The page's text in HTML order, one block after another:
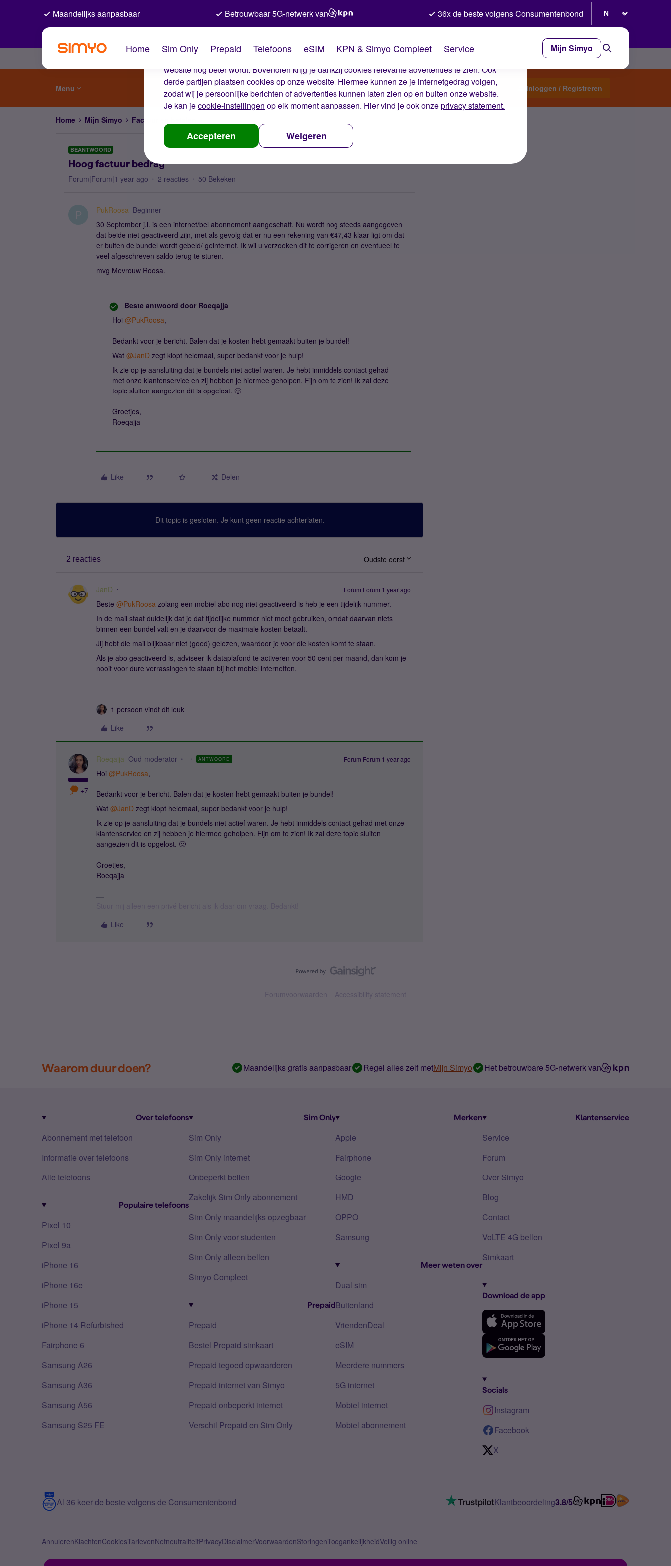
De cookies van Simyo
Wij gebruiken cookies op onze website. Met deze cookies zorgen wij ervoor dat je ervaring op de
website nog beter wordt. Bovendien krijg je dankzij cookies relevante advertenties te zien. Ook
derde partijen plaatsen cookies op onze website. Hiermee kunnen ze je internetgedrag volgen,
zodat wij je persoonlijke berichten of advertenties kunnen laten zien op en buiten onze website.
Je kan jecookie-instellingen op elk moment aanpassen. Hier vind je ook onzeprivacy statement.
Accepteren Weigeren
Maandelijks aanpasbaar Betrouwbaar 5G-netwerk van 36x de beste volgens Consumentenbond
Home Sim Only Prepaid Telefoons eSIM KPN & Simyo Compleet Service Mijn Simyo
Menu Start een topic Inloggen / Registreren
Home Mijn Simyo Factuur en betalen
BEANTWOORD
Hoog factuur bedrag
Forum|Forum|1 year ago 2 reacties 50 Bekeken
P PukRoosa Beginner
30 September j.l. is een internet/bel abonnement aangeschaft. Nu wordt nog steeds aangegeven
dat beide niet geactiveerd zijn, met als gevolg dat er nu een rekening van €47,43 klaar ligt om dat
er buiten de bundel wordt gebeld/ geinternet. Ik wil u verzoeken dit te corrigeren en eventueel te
veel afgeschreven saldo terug te sturen.
mvg Mevrouw Roosa.
Beste antwoord door Roeqajja
Hoi ​ @PukRoosa,
Bedankt voor je bericht. Balen dat je kosten hebt gemaakt buiten je bundel!
Wat ​ @JanD zegt klopt helemaal, super bedankt voor je hulp!
Ik zie op je aansluiting dat je bundels niet actief waren. Je hebt inmiddels contact gehad
met onze klantenservice en zij hebben je hiermee geholpen. Fijn om te zien! Ik zal deze
topic sluiten aangezien dit is opgelost. 🙂
Groetjes,
Roeqajja
Like Delen
Dit topic is gesloten. Je kunt geen reactie achterlaten.
2 reacties Oudste eerst
JanD Forum|Forum|1 year ago
Beste ​ @PukRoosa zolang een mobiel abo nog niet geactiveerd is heb je een tijdelijk nummer.
In de mail staat duidelijk dat je dat tijdelijke nummer niet moet gebruiken, omdat daarvan niets
binnen een bundel valt en je daarvoor de maximale kosten betaalt.
Jij hebt die mail blijkbaar niet (goed) gelezen, waardoor je voor die kosten komt te staan.
Als je abo geactiveerd is, adviseer ik dataplafond te activeren voor 50 cent per maand, dan kom je
nooit voor dure verrassingen te staan bij het mobiel internetten.
1 persoon vindt dit leuk
Like
+7
Roeqajja Oud-moderator ANTWOORD Forum|Forum|1 year ago
Hoi ​ @PukRoosa,
Bedankt voor je bericht. Balen dat je kosten hebt gemaakt buiten je bundel!
Wat ​ @JanD zegt klopt helemaal, super bedankt voor je hulp!
Ik zie op je aansluiting dat je bundels niet actief waren. Je hebt inmiddels contact gehad met onze
klantenservice en zij hebben je hiermee geholpen. Fijn om te zien! Ik zal deze topic sluiten
aangezien dit is opgelost. 🙂
Groetjes,
Roeqajja
Like
Forumvoorwaarden Accessibility statement
Waarom duur doen? Maandelijks gratis aanpasbaar Regel alles zelf metMijn Simyo Het betrouwbare 5G-netwerk van
Over telefoons
Abonnement met telefoon
Informatie over telefoons
Alle telefoons
Populaire telefoons
Pixel 10
Pixel 9a
iPhone 16
iPhone 16e
iPhone 15
iPhone 14 Refurbished
Fairphone 6
Samsung A26
Samsung A36
Samsung A56
Samsung S25 FE
Sim Only
Sim Only
Sim Only internet
Onbeperkt bellen
Zakelijk Sim Only abonnement
Sim Only maandelijks opzegbaar
Sim Only voor studenten
Sim Only alleen bellen
Simyo Compleet
Prepaid
Prepaid
Bestel Prepaid simkaart
Prepaid tegoed opwaarderen
Prepaid internet van Simyo
Prepaid onbeperkt internet
Verschil Prepaid en Sim Only
Merken
Apple
Fairphone
Google
HMD
OPPO
Samsung
Meer weten over
Dual sim
Buitenland
VriendenDeal
eSIM
Meerdere nummers
5G internet
Mobiel internet
Mobiel abonnement
Klantenservice
Service
Forum
Over Simyo
Blog
Contact
VoLTE 4G bellen
Simkaart
Download de app
Socials
Instagram
Facebook
X
Al 36 keer de beste volgens de Consumentenbond Klantbeoordeling3.8/5
AnnulerenKlachtenCookiesTarievenNetneutraliteitPrivacyDisclaimerVoorwaardenStoringenToegankelijkheidVeilig online